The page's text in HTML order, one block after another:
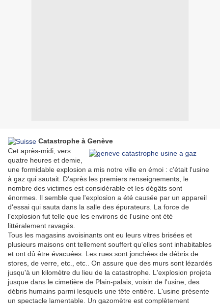
Catastrophe à Genève
Cet après-midi, vers
quatre heures et demie,
une formidable explosion a mis notre ville en émoi : c'était l'usine
à gaz qui sautait. D'après les premiers renseignements, le
nombre des victimes est considérable et les dégâts sont
énormes. Il semble que l'explosion a été causée par un appareil
d'essai qui sauta dans la salle des épurateurs. La force de
l'explosion fut telle que les environs de l'usine ont été
littéralement ravagés.
Tous les magasins avoisinants ont eu leurs vitres brisées et
plusieurs maisons ont tellement souffert qu'elles sont inhabitables
et ont dû être évacuées. Les rues sont jonchées de débris de
stores, de verre, etc., etc.. On assure que des murs sont lézardés
jusqu'à un kilomètre du lieu de la catastrophe. L'explosion projeta
jusque dans le cimetière de Plain-palais, voisin de l'usine, des
débris humains parmi lesquels une tête entière. L'usine présente
un spectacle lamentable. Un gazomètre est complètement